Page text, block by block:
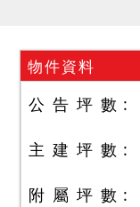
物件資料
公 告 坪 數
主 建 坪 數
附 屬 坪 數